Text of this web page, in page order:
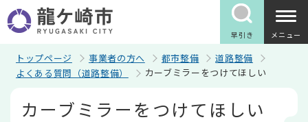
の
ペ
早引き メニュー
トップページ 事業者の方へ 都市整備
道路整備
よくある質問（道路整備）
カーブミラーをつけてほしい
カーブミラーをつけてほしい